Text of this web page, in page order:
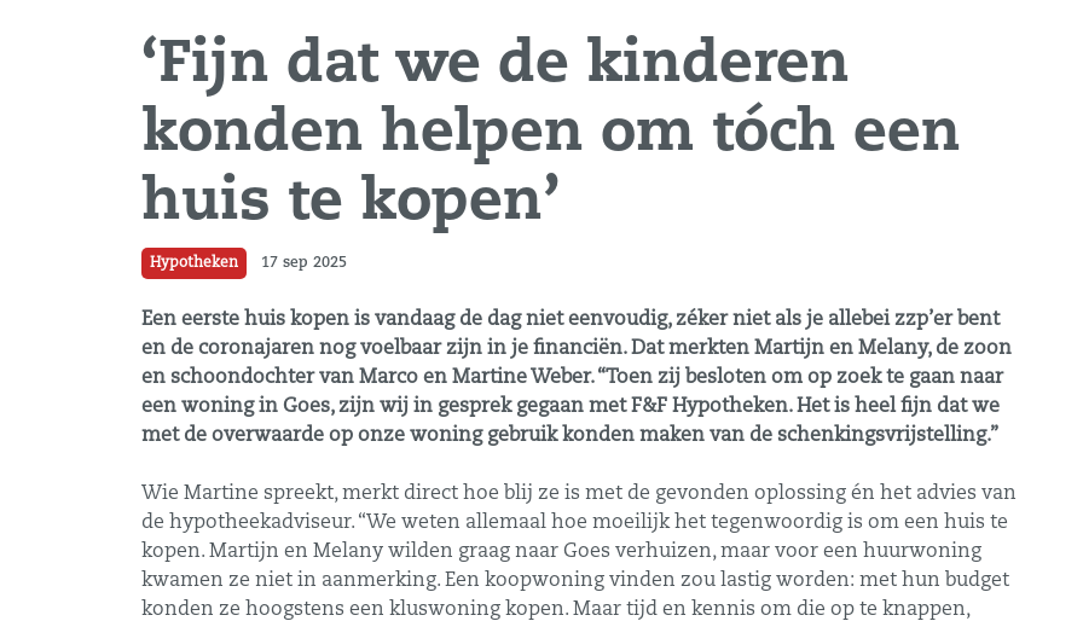
‘Fijn dat we de kinderen
konden helpen om tóch een
huis te kopen’
Hypotheken 17 sep 2025
Een eerste huis kopen is vandaag de dag niet eenvoudig, zéker niet als je allebei zzp’er bent
en de coronajaren nog voelbaar zijn in je financiën. Dat merkten Martijn en Melany, de zoon
en schoondochter van Marco en Martine Weber. “Toen zij besloten om op zoek te gaan naar
een woning in Goes, zijn wij in gesprek gegaan met F&F Hypotheken. Het is heel fijn dat we
met de overwaarde op onze woning gebruik konden maken van de schenkingsvrijstelling.”
Wie Martine spreekt, merkt direct hoe blij ze is met de gevonden oplossing én het advies van
de hypotheekadviseur. “We weten allemaal hoe moeilijk het tegenwoordig is om een huis te
kopen. Martijn en Melany wilden graag naar Goes verhuizen, maar voor een huurwoning
kwamen ze niet in aanmerking. Een koopwoning vinden zou lastig worden: met hun budget
konden ze hoogstens een kluswoning kopen. Maar tijd en kennis om die op te knappen,